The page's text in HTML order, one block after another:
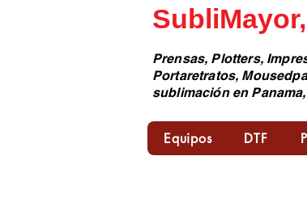
Prensas, Plotters,
Portaretratos,
sublimación en
Equipos DTF